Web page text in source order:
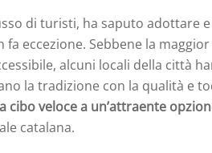
di turisti, ha saputo adottare
eccezione. Sebbene la
alcuni locali della città
la tradizione con la qualità e
cibo veloce a un’attraente
catalana.